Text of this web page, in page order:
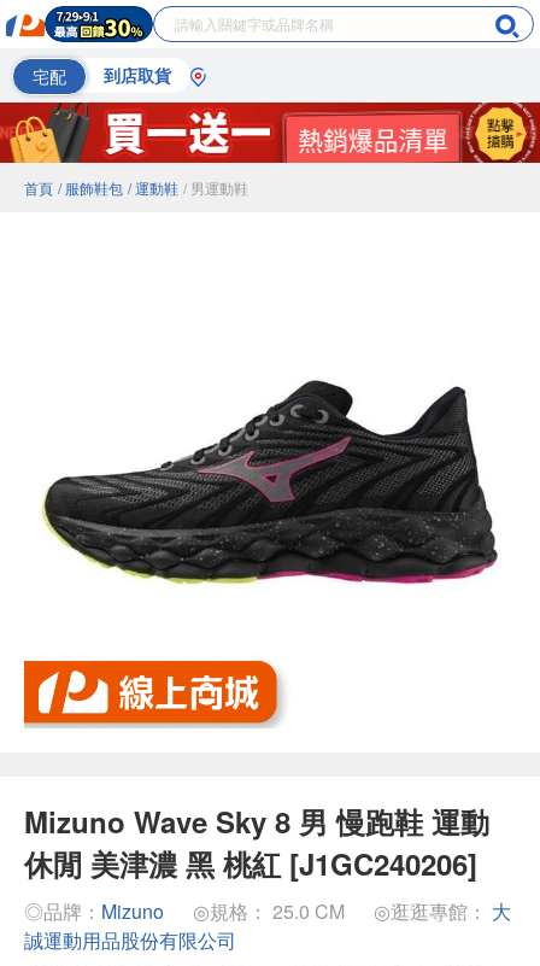
宅配 到店取貨
首頁 / 服飾鞋包 / 運動鞋 / 男運動鞋
Mizuno Wave Sky 8 男 慢跑鞋 運動
休閒 美津濃 黑 桃紅 [J1GC240206]
◎品牌： Mizuno ◎規格： 25.0 CM ◎逛逛專館： 大
誠運動用品股份有限公司